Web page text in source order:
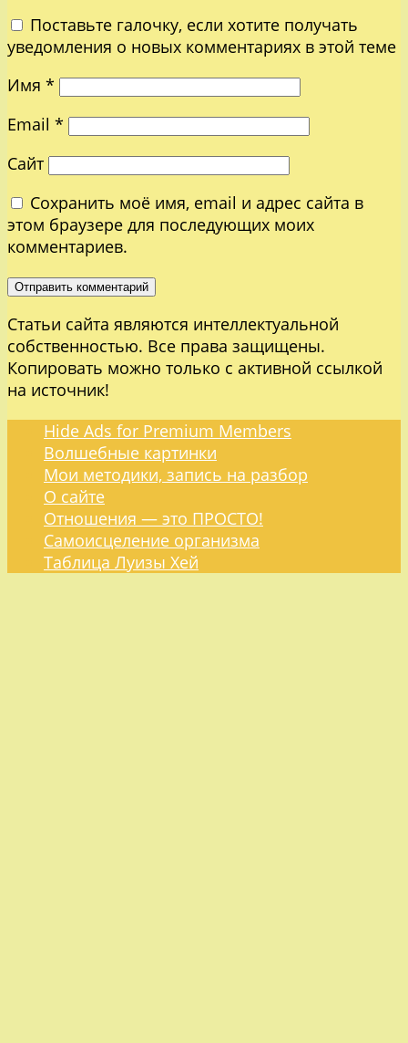
Поставьте галочку, если хотите получать
уведомления о новых комментариях в этой теме
Имя *
Email *
Сайт
Сохранить моё имя, email и адрес сайта в
этом браузере для последующих моих
комментариев.
Статьи сайта являются интеллектуальной
собственностью. Все права защищены.
Копировать можно только с активной ссылкой
на источник!
Hide Ads for Premium Members
Волшебные картинки
Мои методики, запись на разбор
О сайте
Отношения — это ПРОСТО!
Самоисцеление организма
Таблица Луизы Хей